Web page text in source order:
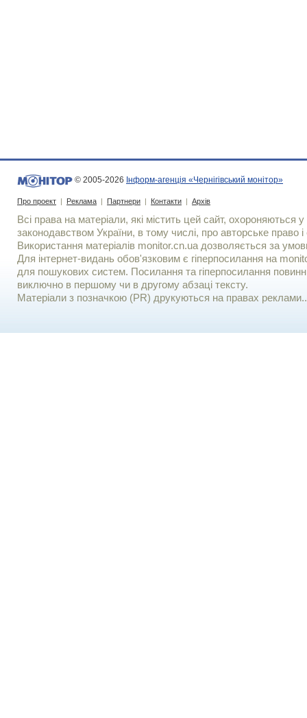
© 2005-2026 Інформ-агенція «Чернігівський монітор»
Про проект | Реклама | Партнери | Контакти | Архів
Всі права на матеріали, які містить цей сайт, охороняються у
законодавством України, в тому числі, про авторське право і
Використання матерiалiв monitor.cn.ua дозволяється за
Для iнтернет-видань обов'язковим є гiперпосилання на
для пошукових систем. Посилання та гіперпосилання
виключно в першому чи в другому абзаці тексту.
Матеріали з позначкою (PR) друкуються на правах реклами..